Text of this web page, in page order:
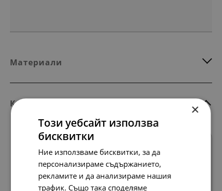
Материали
Комбинирай с тези продукти ×
Този уебсайт използва
бисквитки
Ние използваме бисквитки, за да
персонализираме съдържанието,
рекламите и да анализираме нашия
трафик. Също така споделяме